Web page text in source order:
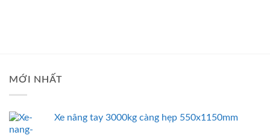
MỚI NHẤT
Xe nâng tay 3000kg càng hẹp 550x1150mm